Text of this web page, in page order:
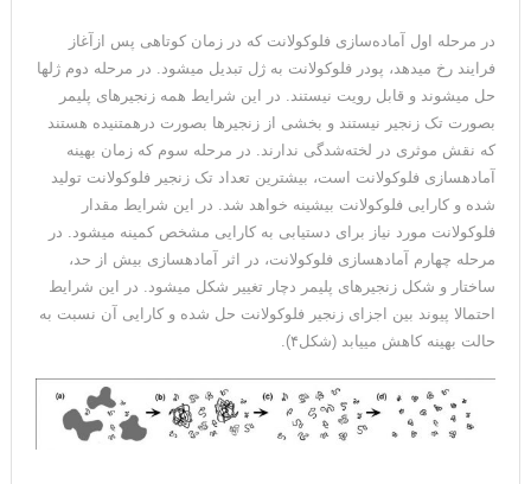
در مرحله اول آماده‌سازی فلوکولانت که در زمان کوتاهی پس ازآغاز
فرایند رخ می­دهد، پودر فلوکولانت به ژل­ تبدیل می­شود. در مرحله دوم ژل­ها
حل می­شوند و قابل رویت نیستند. در این شرایط همه زنجیر­های پلیمر
بصورت تک زنجیر نیستند و بخشی از زنجیرها بصورت درهم­تنیده هستند
که نقش موثری در لخته‌شدگی ندارند. در مرحله سوم که زمان بهینه
آماده­سازی فلوکولانت است، بیشترین تعداد تک زنجیر فلوکولانت تولید
شده و کارایی فلوکولانت بیشینه خواهد شد. در این شرایط مقدار
فلوکولانت مورد نیاز برای دستیابی به کارایی مشخص کمینه می­شود. در
مرحله چهارم آماده­سازی فلوکولانت، در اثر آماده­سازی بیش از حد،
ساختار و شکل زنجیرهای پلیمر دچار تغییر شکل می­شود. در این شرایط
احتمالا پیوند بین اجزای زنجیر فلوکولانت حل شده و کارایی آن نسبت به
حالت بهینه کاهش می­یابد (شکل۴).